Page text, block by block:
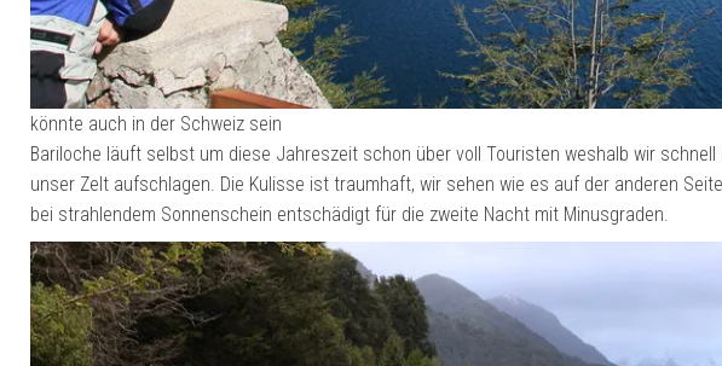
könnte auch in der Schweiz sein
Bariloche läuft selbst um diese Jahreszeit schon über voll Touristen weshalb wir
unser Zelt aufschlagen. Die Kulisse ist traumhaft, wir sehen wie es auf der anderen
bei strahlendem Sonnenschein entschädigt für die zweite Nacht mit Minusgraden.